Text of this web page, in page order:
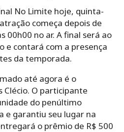
No Limite hoje, quinta-
começa depois de
00h00 no ar. A final será ao
e contará com a presença
da temporada.
até agora é o
Clécio. O participante
do penúltimo
e garantiu seu lugar na
o prêmio de R$ 500